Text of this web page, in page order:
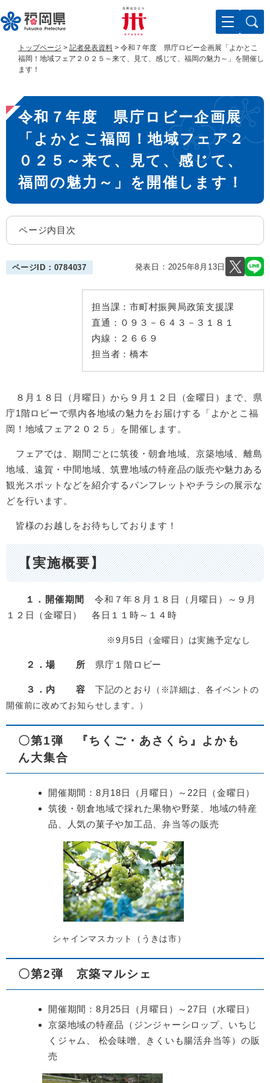
ー
ジ
。
ニ
ュ
て
本
トップページ > 記者発表資料 > 令和７年度 県庁ロビー企画展「よかとこ
福岡！地域フェア２０２５～来て、見て、感じて、福岡の魅力～」を開催し
ます！
本
文
令和７年度 県庁ロビー企画展
「よかとこ福岡！地域フェア２
０２５～来て、見て、感じて、
福岡の魅力～」を開催します！
ページ内目次
ページID：0784037 発表日： 2025年8月13日
担当課： 市町村振興局政策支援課
直通： ０９３－６４３－３１８１
内線： ２６６９
担当者： 橋本
８月１８日（月曜日）から９月１２日（金曜日）まで、県
庁1階ロビーで県内各地域の魅力をお届けする「よかとこ福
岡！地域フェア２０２５」を開催します。
フェアでは、期間ごとに筑後・朝倉地域、京築地域、離島
地域、遠賀・中間地域、筑豊地域の特産品の販売や魅力ある
観光スポットなどを紹介するパンフレットやチラシの展示な
どを行います。
皆様のお越しをお待ちしております！
【実施概要】
１．開催期間 令和７年８月１８日（月曜日）～９月
１２日（金曜日） 各日１１時～１４時
※9月5日（金曜日）は実施予定なし
２．場 所 県庁１階ロビー
３．内 容 下記のとおり
（※詳細は、各イベントの
開催前に改めてお知らせします。）
〇第1弾 『ちくご・あさくら』よかも
ん大集合
開催期間：8月18日（月曜日）～22日（金曜日）
筑後・朝倉地域で採れた果物や野菜、地域の特産
品、人気の菓子や加工品、弁当等の販売
シャインマスカット（うきは市）
〇第2弾 京築マルシェ
開催期間：8月25日（月曜日）～27日（水曜日）
京築地域の特産品（ジンジャーシロップ、いちじ
くジャム、 松会味噌、きくいも腸活弁当等）の販
売